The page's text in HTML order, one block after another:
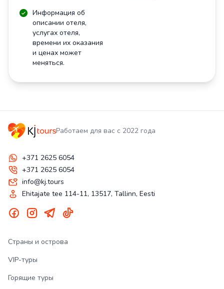
Информация об
описании отеля,
услугах отеля,
времени их оказания
и ценах может
меняться.
Работаем для вас с 2022 года
+371 2625 6054
+371 2625 6054
info@kj.tours
Ehitajate tee 114-11, 13517, Tallinn, Eesti
Страны и острова
VIP-туры
Горящие туры